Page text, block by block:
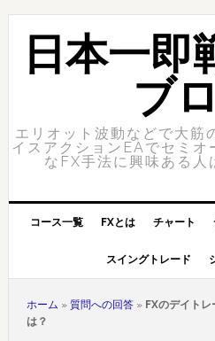
Skip
primary
navigation
Skip
content日本一即
ブ
エリオット波動などで大
イスアクションEAでセミオ
なFX手法に興味ある人
コース一覧 FXとは チャート
スイングトレード
ホーム » 質問への回答» FXのデイト
は？